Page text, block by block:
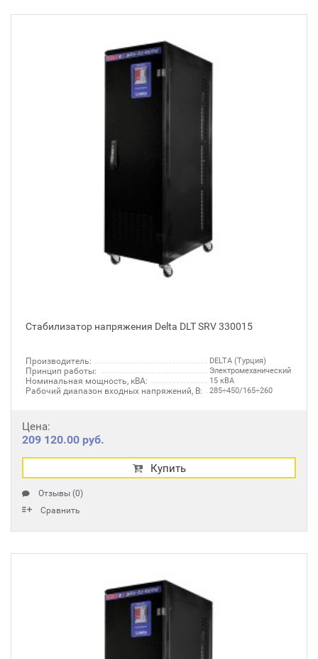
Стабилизатор напряжения Delta DLT SRV 330015
Производитель: DELTA (Турция)
Принцип работы: Электромеханический
Номинальная мощность, кВА: 15 кВА
Рабочий диапазон входных напряжений, В: 285÷450/165÷260
Цена:
209 120.00 руб.
Купить
Отзывы (0)
Сравнить